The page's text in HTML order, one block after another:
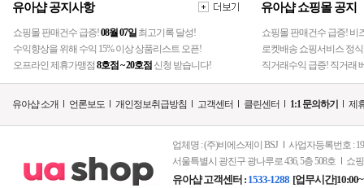
유아샵 공지사항
쇼핑몰 판매건수 급증!08월 07일 최고기록 달성!
수익향상을 위해 수익 15% 이상 상품리스트 오픈!
오프라인 제휴가맹점8호점 ~ 20호점 신청 받습니다!
유아샵 쇼핑몰 공지
쇼핑몰 판매건수 급증! 비
로켓배송 쇼핑서비스 정
직거래수익 급증! 직거래
유아샵 소개 언론보도 개인정보취급방침 고객센터 클린센터 1:1 문의하기 제
업체명 : (주)비에스제이 BSJ
사업자등록번호 :
서울특별시 광진구 광나루로 436, 5층 508호
쇼
유아샵 고객센터 : 1533-1288 [업무시간